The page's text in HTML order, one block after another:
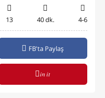
13 40 dk. 4-6
FB'ta Paylaş
in it